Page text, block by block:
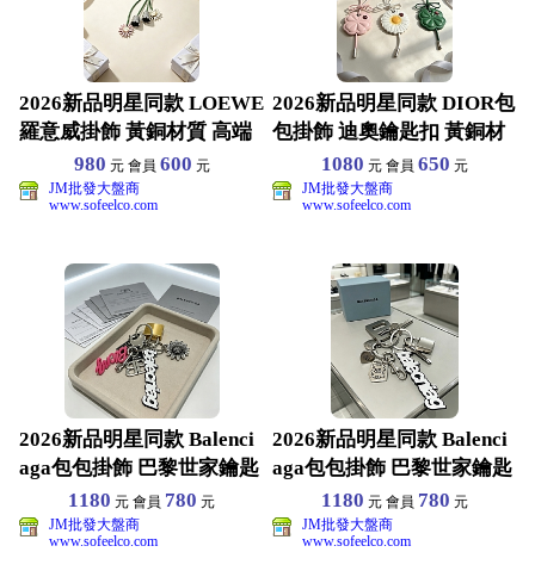
2026新品明星同款 LOEWE
羅意威掛飾 黃銅材質 高端
品質 包裝齊
980 元 會員 600 元
JM批發大盤商
www.sofeelco.com
2026新品明星同款 DIOR包
包掛飾 迪奧鑰匙扣 黃銅材
質 高端品質
1080 元 會員 650 元
JM批發大盤商
www.sofeelco.com
2026新品明星同款 Balenci
aga包包掛飾 巴黎世家鑰匙
1180 元 會員 780 元
JM批發大盤商
www.sofeelco.com
2026新品明星同款 Balenci
aga包包掛飾 巴黎世家鑰匙
1180 元 會員 780 元
JM批發大盤商
www.sofeelco.com